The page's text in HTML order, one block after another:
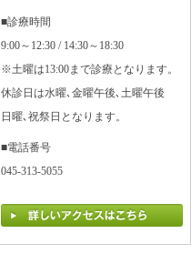
■診療時間
9:00～12:30 / 14:30～18:30
※土曜は13:00まで診療となります。
休診日は水曜､金曜午後､土曜午後
日曜､祝祭日となります。
■電話番号
045-313-5055